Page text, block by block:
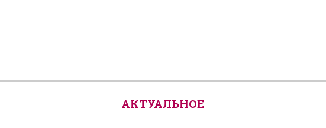
АКТУАЛЬНОЕ